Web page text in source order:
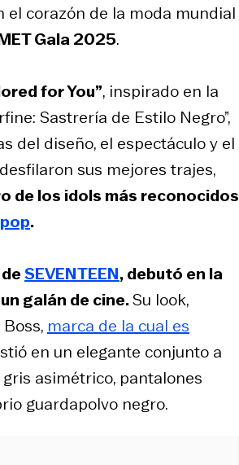
corazón de la moda mundial
Gala 2025.
for You”, inspirado en la
Sastrería de Estilo Negro”,
del diseño, el espectáculo y el
sus mejores trajes,
de los idols más reconocidos
.
SEVENTEEN, debutó en la
galán de cine.Su look,
marca de la cual es
en un elegante conjunto a
asimétrico, pantalones
guardapolvo negro.